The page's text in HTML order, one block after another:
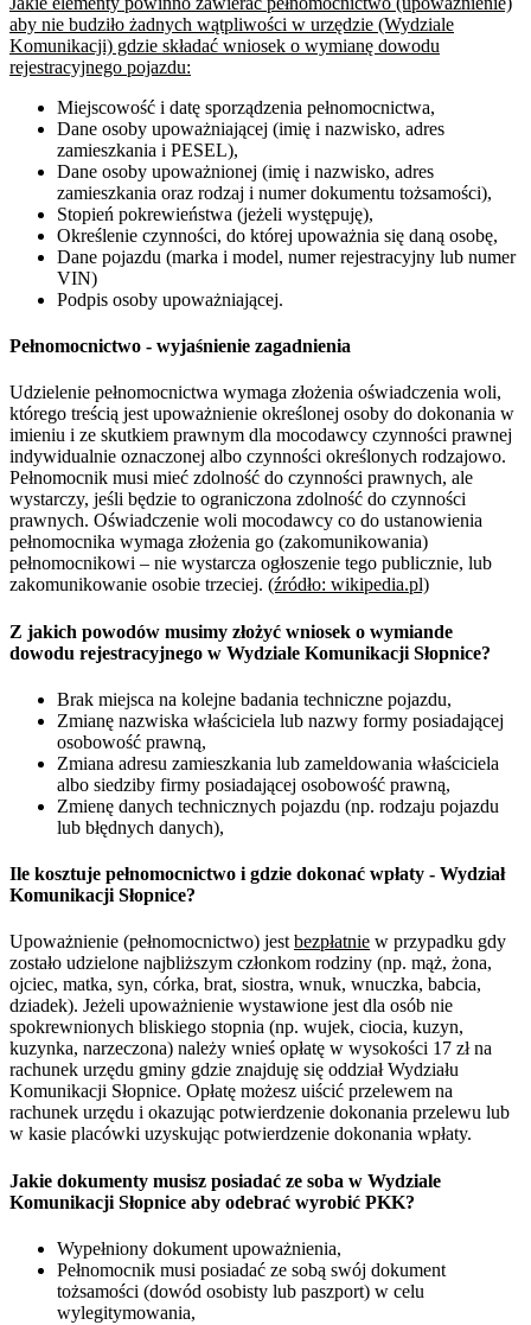
aby nie budziło żadnych wątpliwości w urzędzie (Wydziale
Komunikacji) gdzie składać wniosek o wymianę dowodu
rejestracyjnego pojazdu:
Miejscowość i datę sporządzenia pełnomocnictwa,
Dane osoby upoważniającej (imię i nazwisko, adres
zamieszkania i PESEL),
Dane osoby upoważnionej (imię i nazwisko, adres
zamieszkania oraz rodzaj i numer dokumentu tożsamości),
Stopień pokrewieństwa (jeżeli występuję),
Określenie czynności, do której upoważnia się daną osobę,
Dane pojazdu (marka i model, numer rejestracyjny lub numer
VIN)
Podpis osoby upoważniającej.
Pełnomocnictwo - wyjaśnienie zagadnienia
Udzielenie pełnomocnictwa wymaga złożenia oświadczenia woli,
którego treścią jest upoważnienie określonej osoby do dokonania w
imieniu i ze skutkiem prawnym dla mocodawcy czynności prawnej
indywidualnie oznaczonej albo czynności określonych rodzajowo.
Pełnomocnik musi mieć zdolność do czynności prawnych, ale
wystarczy, jeśli będzie to ograniczona zdolność do czynności
prawnych. Oświadczenie woli mocodawcy co do ustanowienia
pełnomocnika wymaga złożenia go (zakomunikowania)
pełnomocnikowi – nie wystarcza ogłoszenie tego publicznie, lub
zakomunikowanie osobie trzeciej. (źródło: wikipedia.pl)
Z jakich powodów musimy złożyć wniosek o wymiande
dowodu rejestracyjnego w Wydziale Komunikacji Słopnice?
Brak miejsca na kolejne badania techniczne pojazdu,
Zmianę nazwiska właściciela lub nazwy formy posiadającej
osobowość prawną,
Zmiana adresu zamieszkania lub zameldowania właściciela
albo siedziby firmy posiadającej osobowość prawną,
Zmienę danych technicznych pojazdu (np. rodzaju pojazdu
lub błędnych danych),
Ile kosztuje pełnomocnictwo i gdzie dokonać wpłaty - Wydział
Komunikacji Słopnice?
Upoważnienie (pełnomocnictwo) jestbezpłatnie w przypadku gdy
zostało udzielone najbliższym członkom rodziny (np. mąż, żona,
ojciec, matka, syn, córka, brat, siostra, wnuk, wnuczka, babcia,
dziadek). Jeżeli upoważnienie wystawione jest dla osób nie
spokrewnionych bliskiego stopnia (np. wujek, ciocia, kuzyn,
kuzynka, narzeczona) należy wnieś opłatę w wysokości 17 zł na
rachunek urzędu gminy gdzie znajduję się oddział Wydziału
Komunikacji Słopnice. Opłatę możesz uiścić przelewem na
rachunek urzędu i okazując potwierdzenie dokonania przelewu lub
w kasie placówki uzyskując potwierdzenie dokonania wpłaty.
Jakie dokumenty musisz posiadać ze soba w Wydziale
Komunikacji Słopnice aby odebrać wyrobić PKK?
Wypełniony dokument upoważnienia,
Pełnomocnik musi posiadać ze sobą swój dokument
tożsamości (dowód osobisty lub paszport) w celu
wylegitymowania,